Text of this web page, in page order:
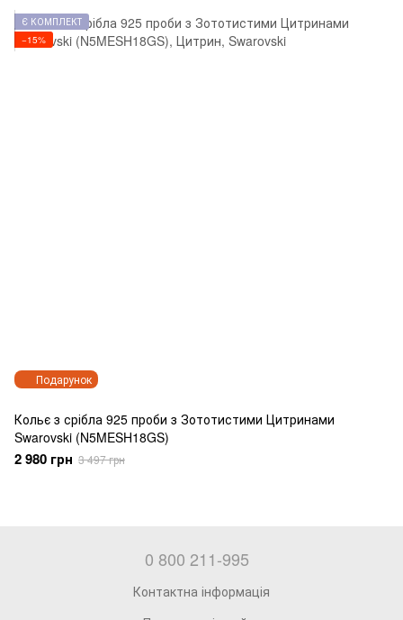
Подарунок
Є КОМПЛЕКТ
−15%
Кольє з срібла 925 проби з Зототистими Цитринами
Swarovski (N5MESH18GS)
2 980 грн 3 497 грн
0 800 211-995
Контактна інформація